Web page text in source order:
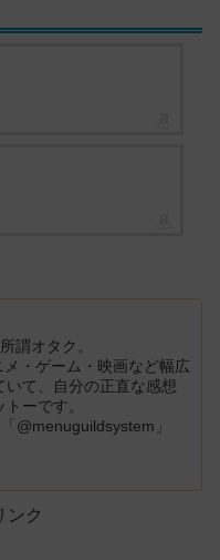
謂オタク。
・ゲーム・映画など幅広
いて、自分の正直な感想
ーです。
@menuguildsystem」
ンク